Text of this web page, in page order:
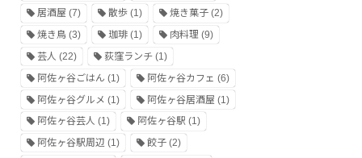
居酒屋 (7) 散歩(1) 焼き菓子(2)
焼き鳥 (3) 珈琲(1) 肉料理(9)
芸人 (22) 荻窪ランチ(1)
阿佐ヶ谷ごはん (1) 阿佐ヶ谷カフェ (6)
阿佐ヶ谷グルメ (1) 阿佐ヶ谷居酒屋 (1)
阿佐ヶ谷芸人 (1) 阿佐ヶ谷駅 (1)
阿佐ヶ谷駅周辺 (1) 餃子(2)